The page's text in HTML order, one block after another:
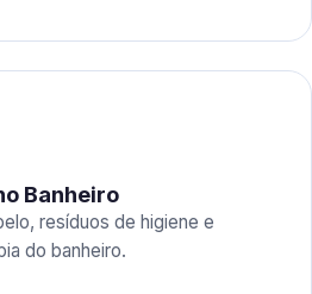
Banheiro
resíduos de higiene e
do banheiro.